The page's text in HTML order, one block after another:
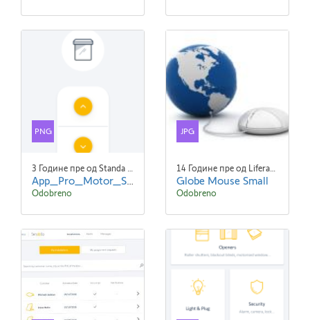
PNG
3 Године пре од Standa Blaha
App_Pro_Motor_Settings_EN_screen2.png
Odobreno
JPG
14 Године пре од Liferay Admin Liferay Admin
Globe Mouse Small
Odobreno